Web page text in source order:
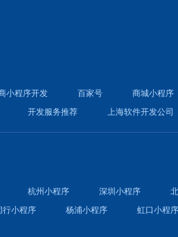
小程序开发 百家号 商城小程序
开发服务推荐 上海软件开发公司
杭州小程序 深圳小程序
行小程序 杨浦小程序 虹口小程序